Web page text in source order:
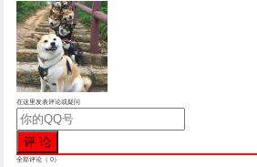
在这里发表评论或疑问
全部评论（ 0）